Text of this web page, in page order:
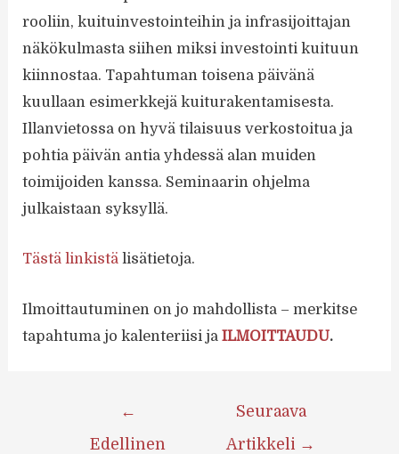
rooliin, kuituinvestointeihin ja infrasijoittajan
näkökulmasta siihen miksi investointi kuituun
kiinnostaa. Tapahtuman toisena päivänä
kuullaan esimerkkejä kuiturakentamisesta.
Illanvietossa on hyvä tilaisuus verkostoitua ja
pohtia päivän antia yhdessä alan muiden
toimijoiden kanssa. Seminaarin ohjelma
julkaistaan syksyllä.
Tästä linkistä lisätietoja.
Ilmoittautuminen on jo mahdollista – merkitse
tapahtuma jo kalenteriisi jaILMOITTAUDU.
←
Edellinen
Seuraava
Artikkeli →